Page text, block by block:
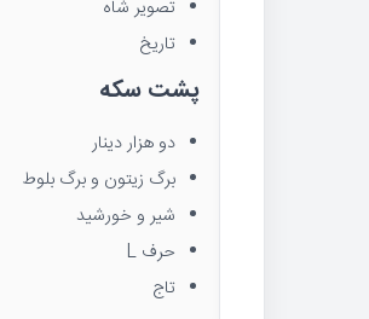
تصویر شاه
تاریخ
پشت سکه
دو هزار دینار
برگ زیتون و برگ بلوط
شیر و خورشید
حرف L
تاج